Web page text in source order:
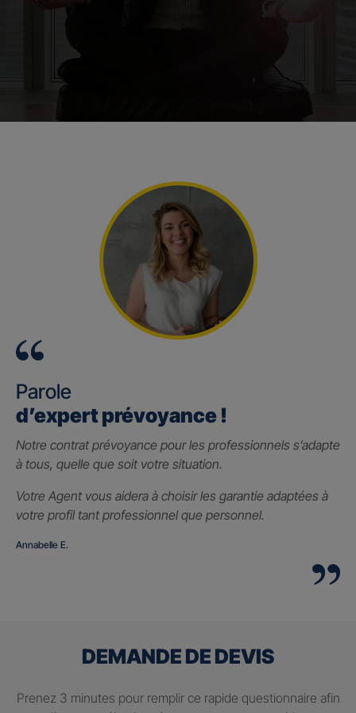
Parole
d’expert prévoyance !
Notre contrat prévoyance pour les professionnels s’adapte
à tous, quelle que soit votre situation.
Votre Agent vous aidera à choisir les garantie adaptées à
votre profil tant professionnel que personnel.
Annabelle E.
DEMANDE DE DEVIS
Prenez 3 minutes pour remplir ce rapide questionnaire afin